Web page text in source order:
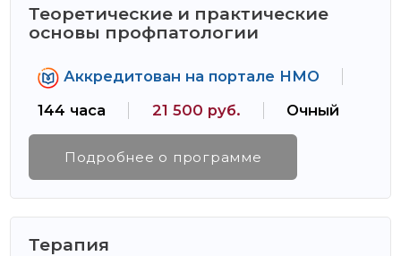
Теоретические и практические
основы профпатологии
Аккредитован на портале НМО
144 часа
21 500 руб. Очный
Подробнее о программе
Терапия